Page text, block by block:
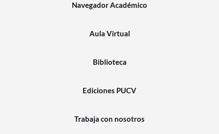
Navegador Académico
Aula Virtual
Biblioteca
Ediciones PUCV
Trabaja con nosotros